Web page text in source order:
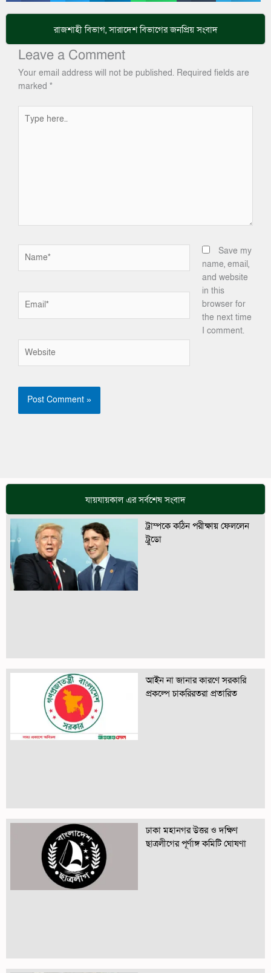
রাজশাহী বিভাগ,সারাদেশবিভাগের জনপ্রিয় সংবাদ
Leave a Comment
Your email address will not be published. Required fields are
marked *
here..
Save my
name, email,
and website
in this
browser for
the next time
I comment.
যায়যায়কাল এর সর্বশেষ সংবাদ
ট্রাম্পকে কঠিন পরীক্ষায় ফেললেন
ট্রুডো
আইন না জানার কারণে সরকারি
প্রকল্পে চাকরিরতরা প্রতারিত
ঢাকা মহানগর উত্তর ও দক্ষিণ
ছাত্রলীগের পূর্ণাঙ্গ কমিটি ঘোষণা